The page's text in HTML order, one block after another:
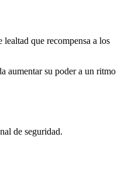
que recompensa a los
aumentar su poder a un ritmo
de seguridad.